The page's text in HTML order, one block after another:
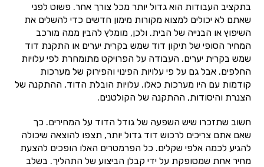
בתקציב העבודות הוא גדול יותר מכל צורך אחר. פשוט לפני
שאתם לא יכולים למצוא מקורות מימון חדשים כדי להשלים את
השיפוץ או הבנייה של הבית. ולכן, מומלץ להבין ממה מורכב
המחיר הסופי של תיקון דוד שמש בקרית יערים או התקנת דוד
שמש בקרית יערים. העבודה על הפרויקט מתומחרת לפי עלויות
החלפים. אבל גם על פי עלויות הפינוי והפירוק של מערכות
קודמות עם היו מערכות כאלו. עלויות הובלת הדוד, ההתקנה של
הצנרת והיסודות, ההתקנה של הקולטנים.
חשוב שתזכרו שיש השפעה של גודל הדוד על המחירים. כך
שאם אתם צריכים לרכוש דוד גדול יותר, תצפו להוצאה שיכולה
להגיע לכמה אלפי שקלים. כל הפרמטרים האלו הופכים להצעת
מחיר אחת שמסופקת על ידי קבלן הביצוע של התהליך. בשלב